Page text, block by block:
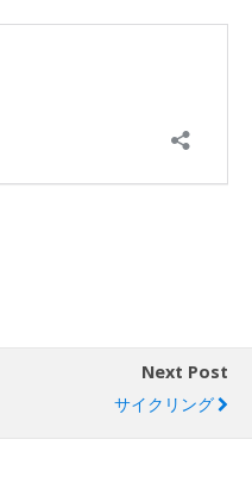
Next Post
サイクリング